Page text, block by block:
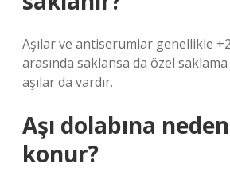
Aşılar ve antiserumlar genellikle
arasında saklansa da özel
aşılar da vardır.
Aşı dolabına
konur?